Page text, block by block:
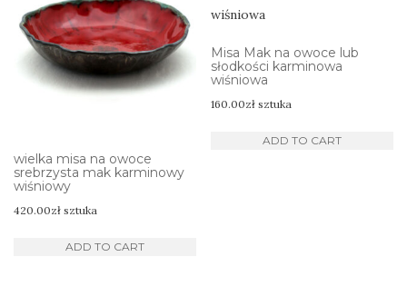
wielka misa na owoce
srebrzysta mak karminowy
wiśniowy
420.00zł sztuka
ADD TO CART
Misa Mak na owoce lub
słodkości karminowa
wiśniowa
160.00zł sztuka
ADD TO CART